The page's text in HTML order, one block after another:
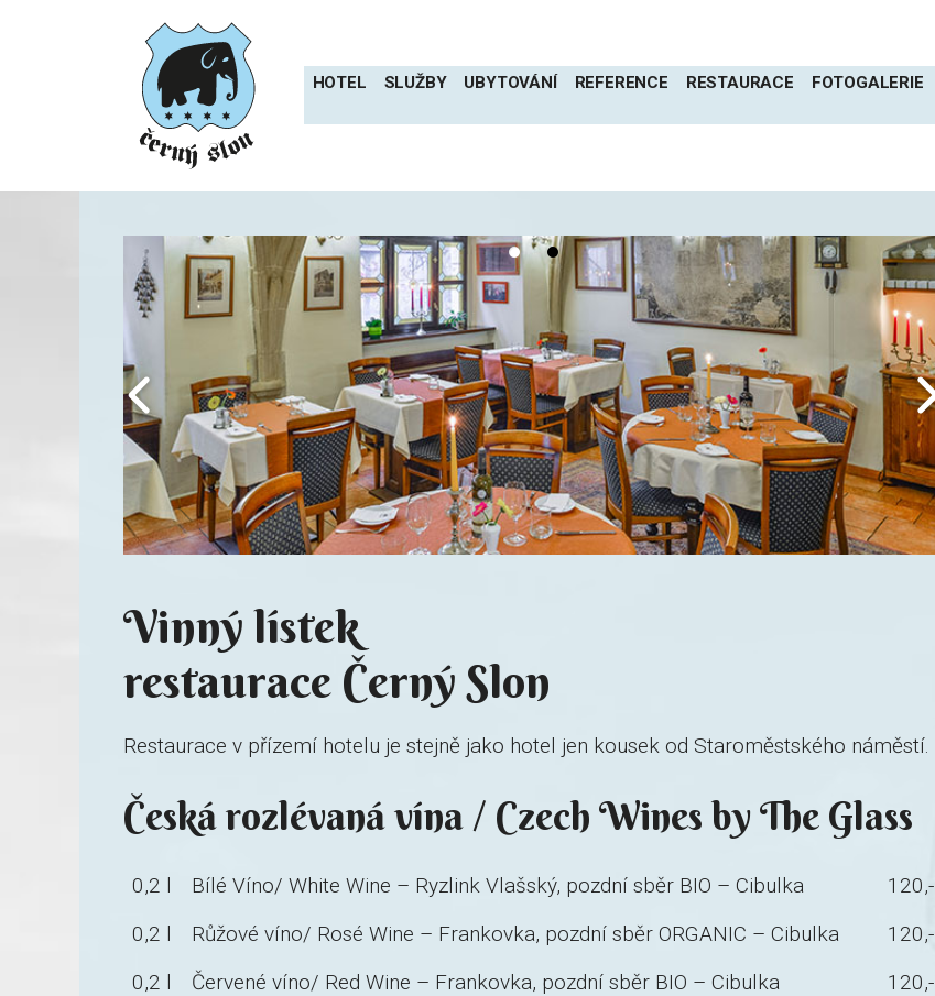
HOTEL SLUŽBY UBYTOVÁNÍ REFERENCE RESTAURACE FOTOGALERIE
Vinný lístek
restaurace Černý Slon
Restaurace v přízemí hotelu je stejně jako hotel jen kousek od Staroměstského náměstí.
Česká rozlévaná vína / Czech Wines by The Glass
0,2 l Bílé Víno/ White Wine – Ryzlink Vlašský, pozdní sběr BIO – Cibulka
120,-
0,2 l
Růžové víno/ Rosé Wine – Frankovka, pozdní sběr ORGANIC – Cibulka
120,-
0,2 l
Červené víno/ Red Wine – Frankovka, pozdní sběr BIO – Cibulka 120,-